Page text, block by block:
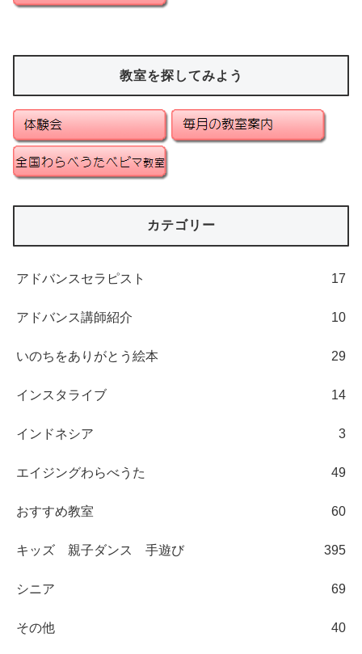
教室を探してみよう
カテゴリー
アドバンスセラピスト 17
アドバンス講師紹介 10
いのちをありがとう絵本 29
インスタライブ 14
インドネシア 3
エイジングわらべうた 49
おすすめ教室 60
キッズ 親子ダンス 手遊び 395
シニア 69
その他 40